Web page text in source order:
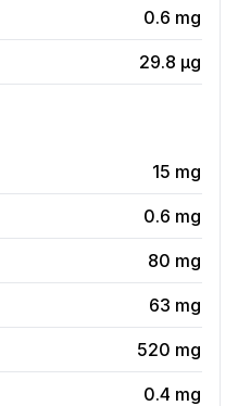
0.6 mg
29.8 µg
15 mg
0.6 mg
80 mg
63 mg
520 mg
0.4 mg